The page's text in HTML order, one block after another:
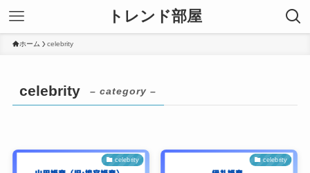
トレンド部屋
ホーム celebrity
celebrity – category –
celebrity celebrity